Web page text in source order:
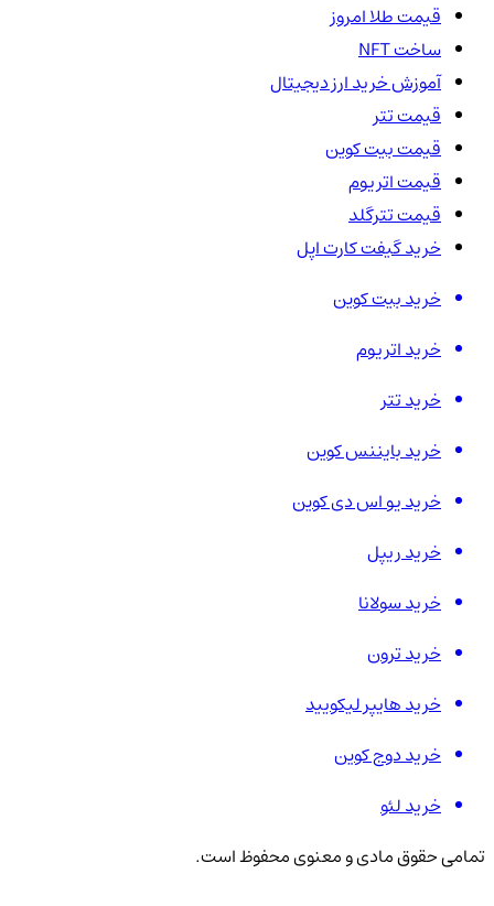
قیمت طلا امروز
ساخت NFT
آموزش خرید ارز دیجیتال
قیمت تتر
قیمت بیت کوین
قیمت اتریوم
قیمت تترگلد
خرید گیفت کارت اپل
خرید بیت کوین
خرید اتریوم
خرید تتر
خرید بایننس کوین
خرید یو اس دی کوین
خرید ریپل
خرید سولانا
خرید ترون
خرید هایپر لیکویید
خرید دوج کوین
خرید لئو
تمامی حقوق مادی و معنوی محفوظ است.